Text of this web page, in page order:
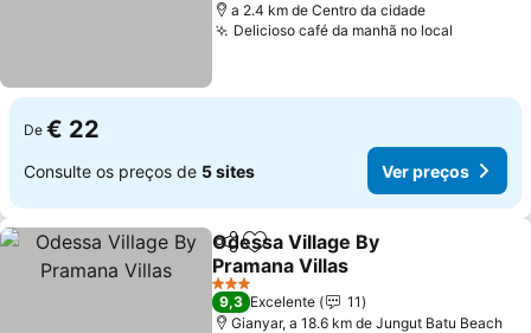
a 2.4 km de Centro da cidade
Delicioso café da manhã no local
De € 22
Consulte os preços de 5 sites Ver preços
PartilharAdicionar aos favoritos
Odessa Village By
Pramana Villas
Ver preços
3 Estrelas
9,3 Excelente
11
Gianyar, a 18.6 km de Jungut Batu Beach